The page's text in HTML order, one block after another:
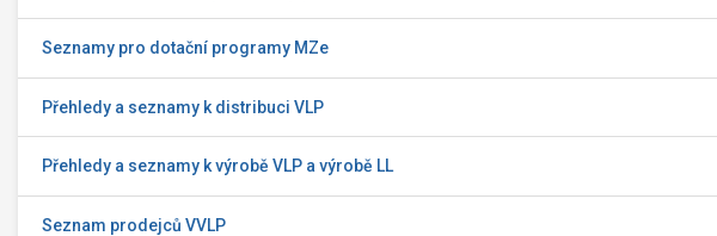
Seznamy pro dotační programy MZe
Přehledy a seznamy k distribuci VLP
Přehledy a seznamy k výrobě VLP a výrobě LL
Seznam prodejců VVLP